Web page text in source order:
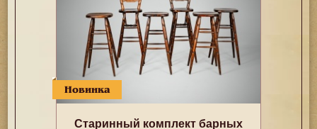
Новинка
Старинный комплект барных